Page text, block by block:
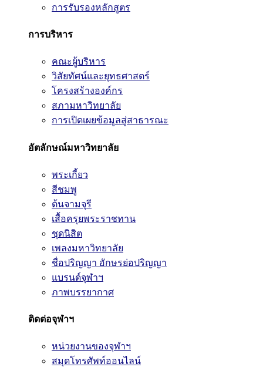
การรับรองหลักสูตร
การบริหาร
คณะผู้บริหาร
วิสัยทัศน์และยุทธศาสตร์
โครงสร้างองค์กร
สภามหาวิทยาลัย
การเปิดเผยข้อมูลสู่สาธารณะ
อัตลักษณ์มหาวิทยาลัย
พระเกี้ยว
สีชมพู
ต้นจามจุรี
เสื้อครุยพระราชทาน
ชุดนิสิต
เพลงมหาวิทยาลัย
ชื่อปริญญา อักษรย่อปริญญา
แบรนด์จุฬาฯ
ภาพบรรยากาศ
ติดต่อจุฬาฯ
หน่วยงานของจุฬาฯ
สมุดโทรศัพท์ออนไลน์